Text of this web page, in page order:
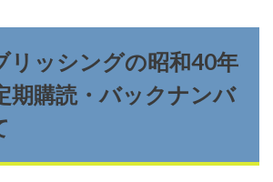
リッシングの昭和40年
期購読・バックナンバ